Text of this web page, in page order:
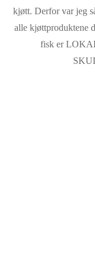
kjøtt. Derfor var jeg
alle kjøttproduktene
fisk er